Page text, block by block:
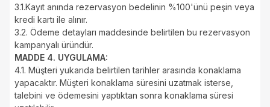
3.1.Kayıt anında rezervasyon bedelinin %100'ünü peşin veya
kredi kartı ile alınır.
3.2. Ödeme detayları maddesinde belirtilen bu rezervasyon
kampanyalı üründür.
MADDE 4. UYGULAMA:
4.1. Müşteri yukarıda belirtilen tarihler arasında konaklama
yapacaktır. Müşteri konaklama süresini uzatmak isterse,
talebini ve ödemesini yaptıktan sonra konaklama süresi